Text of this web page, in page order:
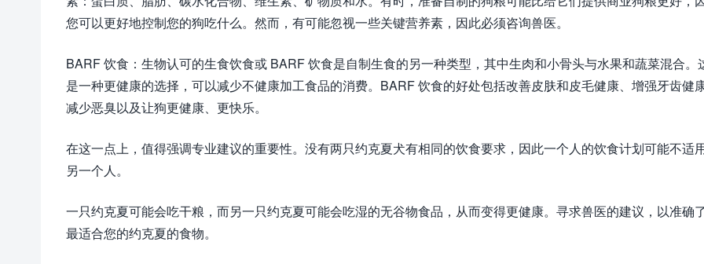
您可以更好地控制您的狗吃什么。然而，有可能忽视一些关键营养素，因此必须咨询兽医。
BARF 饮食：生物认可的生食饮食或 BARF 饮食是自制生食的另一种类型，其中生肉和小骨头与水果和蔬菜混合。
是一种更健康的选择，可以减少不健康加工食品的消费。BARF 饮食的好处包括改善皮肤和皮毛健康、增强牙齿健
减少恶臭以及让狗更健康、更快乐。
在这一点上，值得强调专业建议的重要性。没有两只约克夏犬有相同的饮食要求，因此一个人的饮食计划可能不适
另一个人。
一只约克夏可能会吃干粮，而另一只约克夏可能会吃湿的无谷物食品，从而变得更健康。寻求兽医的建议，以准确
最适合您的约克夏的食物。